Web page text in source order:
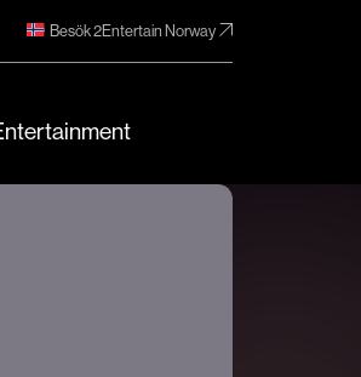
Besök 2Entertain Norway